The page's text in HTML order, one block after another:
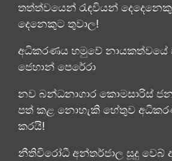
තත්ත්වයෙන් රැඳවියන්
දෙනෙකුට තුවාල!
අධිකරණය හමුවේ නායකත්වයේ
ජෙහාන් පෙරේරා
නව බන්ධනාගාර කොමසාරිස්
පත් කළ නොහැකි හේතුව අධිකරණ
කරයි!
නීතිවිරෝධී අන්තර්ජාල සූදු වෙබ්